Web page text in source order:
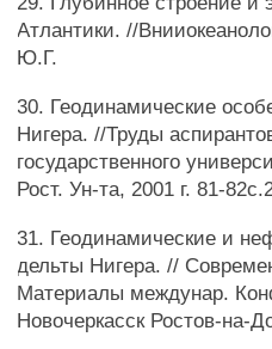
Атлантики. //
Ю.Г.
30. Геодинамические
Нигера. //Труды
государственного
Рост. Ун-та, 2001 г. 81-
31. Геодинамические и
дельты Нигера. //
Материалы междунар.
Новочеркасск Ростов-на-